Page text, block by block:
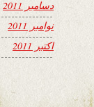
دسامبر 2011
نوامبر 2011
اکتبر 2011